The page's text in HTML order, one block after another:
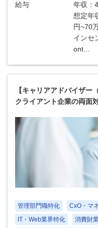
給与
年収：
想定年
円~70
インセ
ont...
【キャリアアドバイザー
クライアント企業の両面
管理部門職特化
CxO・マ
IT・Web業界特化
消費財